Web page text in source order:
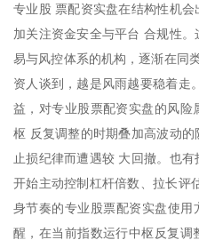
专业股 票配资实盘在结构性机
加关注资金安全与平台 合规性
易与风控体系的机构，逐渐在同
资人谈到，越是风雨越要稳着走
益，对专业股票配资实盘的风险
枢 反复调整的时期叠加高波动
止损纪律而遭遇较 大回撤。也
开始主动控制杠杆倍数、拉长评
身节奏的专业股票配资实盘使用
醒，在当前指数运行中枢反复